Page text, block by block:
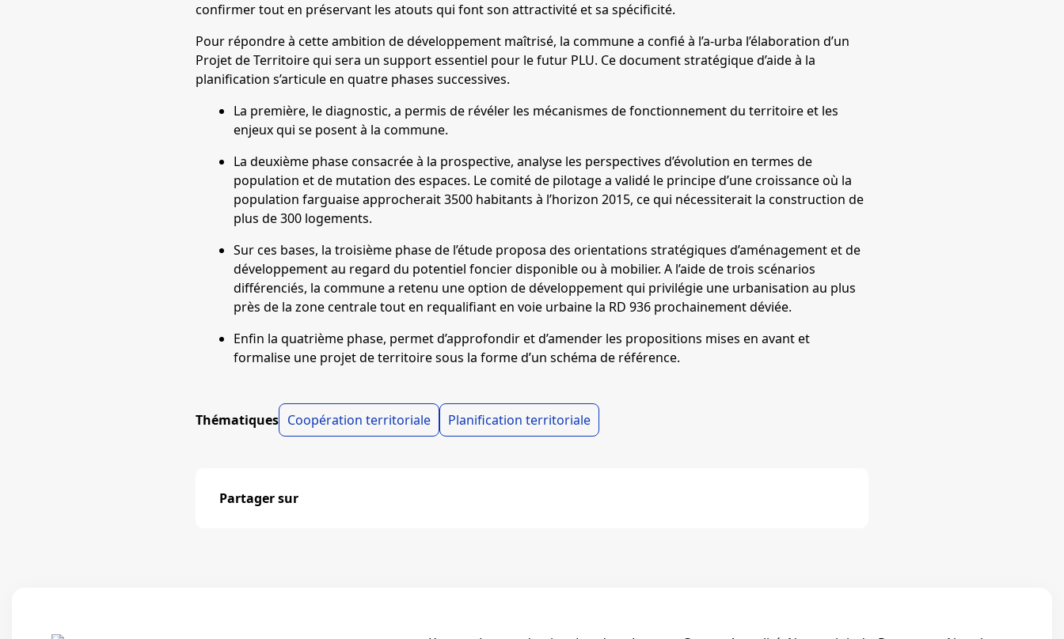
confirmer tout en préservant les atouts qui font son attractivité et sa spécificité.
Pour répondre à cette ambition de développement maîtrisé, la commune a confié à l’a-urba l’élaboration d’un
Projet de Territoire qui sera un support essentiel pour le futur PLU. Ce document stratégique d’aide à la
planification s’articule en quatre phases successives.
La première, le diagnostic, a permis de révéler les mécanismes de fonctionnement du territoire et les
enjeux qui se posent à la commune.
La deuxième phase consacrée à la prospective, analyse les perspectives d’évolution en termes de
population et de mutation des espaces. Le comité de pilotage a validé le principe d’une croissance où la
population farguaise approcherait 3500 habitants à l’horizon 2015, ce qui nécessiterait la construction de
plus de 300 logements.
Sur ces bases, la troisième phase de l’étude proposa des orientations stratégiques d’aménagement et de
développement au regard du potentiel foncier disponible ou à mobilier. A l’aide de trois scénarios
différenciés, la commune a retenu une option de développement qui privilégie une urbanisation au plus
près de la zone centrale tout en requalifiant en voie urbaine la RD 936 prochainement déviée.
Enfin la quatrième phase, permet d’approfondir et d’amender les propositions mises en avant et
formalise une projet de territoire sous la forme d’un schéma de référence.
Thématiques Coopération territoriale Planification territoriale
Partager sur